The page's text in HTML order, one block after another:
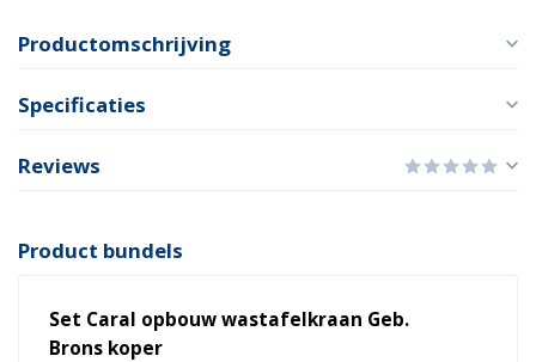
Productomschrijving
Specificaties
Reviews
Product bundels
Set Caral opbouw wastafelkraan Geb.
Brons koper